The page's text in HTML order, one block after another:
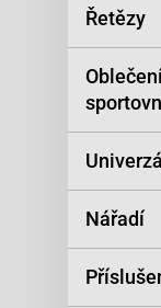
Řetězy
Nářadí